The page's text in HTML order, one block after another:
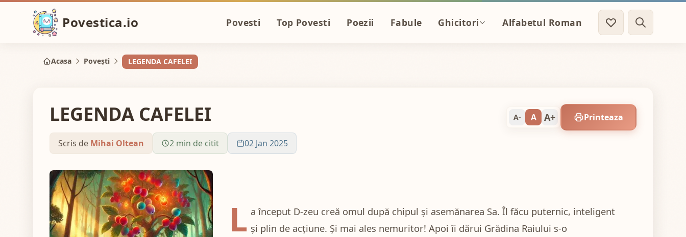
Povestica.io Povesti Top Povesti Poezii Fabule Ghicitori Alfabetul Roman
Acasa Povești LEGENDA CAFELEI
LEGENDA CAFELEI
Scris de Mihai Oltean 2 min de citit 02 Jan 2025
A- A A+ Printeaza
L a început D-zeu creă omul după chipul și asemănarea Sa. Îl făcu puternic, inteligent
și plin de acțiune. Și mai ales nemuritor! Apoi îi dărui Grădina Raiului s-o